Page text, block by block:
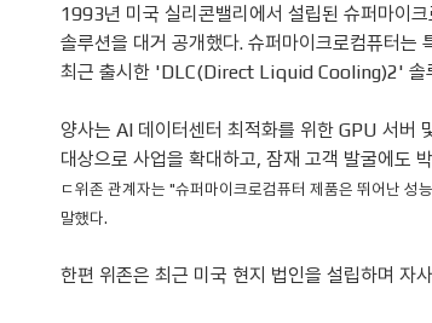
1993년 미국 실리콘밸리에서 설립된 슈퍼마이
솔루션을 대거 공개했다. 슈퍼마이크로컴퓨터는
최근 출시한 'DLC(Direct Liquid Cooling)2' 솔
양사는 AI 데이터센터 최적화를 위한 GPU 서버
대상으로 사업을 확대하고, 잠재 고객 발굴에도
ㄷ위존 관계자는 "슈퍼마이크로컴퓨터 제품은 뛰어난 성
말했다.
한편 위존은 최근 미국 현지 법인을 설립하며 자